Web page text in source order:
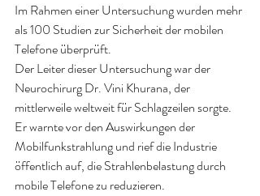
Im Rahmen einer Untersuchung wurden mehr
als 100 Studien zur Sicherheit der mobilen
Telefone überprüft.
Der Leiter dieser Untersuchung war der
Neurochirurg Dr. Vini Khurana, der
mittlerweile weltweit für Schlagzeilen sorgte.
Er warnte vor den Auswirkungen der
Mobilfunkstrahlung und rief die Industrie
öffentlich auf, die Strahlenbelastung durch
mobile Telefone zu reduzieren.